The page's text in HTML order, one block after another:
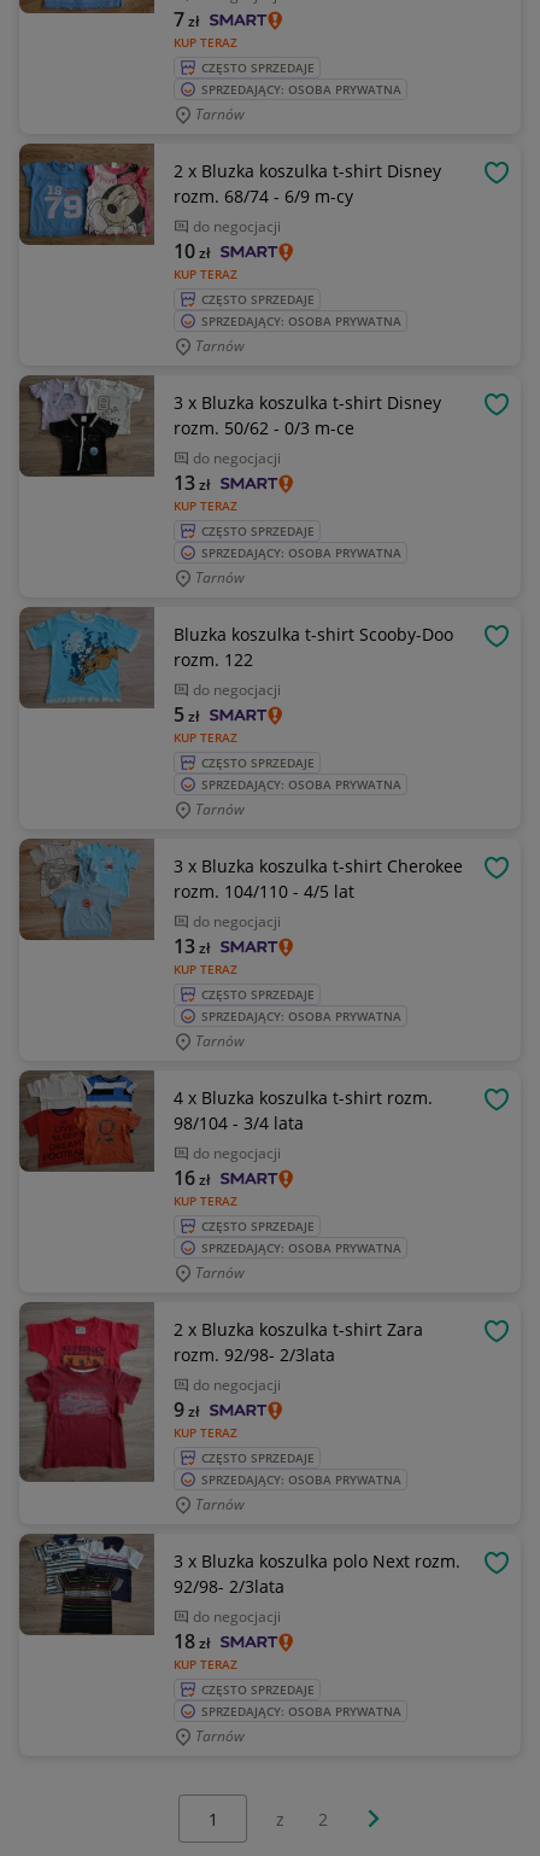
KUP TERAZ
7zł
CZĘSTO SPRZEDAJE
SPRZEDAJĄCY: OSOBA PRYWATNA
Tarnów
2 x Bluzka koszulka t-shirt Disney
rozm. 68/74 - 6/9 m-cy
do negocjacji
KUP TERAZ
10zł
CZĘSTO SPRZEDAJE
SPRZEDAJĄCY: OSOBA PRYWATNA
Tarnów
3 x Bluzka koszulka t-shirt Disney
rozm. 50/62 - 0/3 m-ce
do negocjacji
KUP TERAZ
13zł
CZĘSTO SPRZEDAJE
SPRZEDAJĄCY: OSOBA PRYWATNA
Tarnów
Bluzka koszulka t-shirt Scooby-Doo
rozm. 122
do negocjacji
KUP TERAZ
5zł
CZĘSTO SPRZEDAJE
SPRZEDAJĄCY: OSOBA PRYWATNA
Tarnów
3 x Bluzka koszulka t-shirt Cherokee
rozm. 104/110 - 4/5 lat
do negocjacji
KUP TERAZ
13zł
CZĘSTO SPRZEDAJE
SPRZEDAJĄCY: OSOBA PRYWATNA
Tarnów
4 x Bluzka koszulka t-shirt rozm.
98/104 - 3/4 lata
do negocjacji
KUP TERAZ
16zł
CZĘSTO SPRZEDAJE
SPRZEDAJĄCY: OSOBA PRYWATNA
Tarnów
2 x Bluzka koszulka t-shirt Zara
rozm. 92/98- 2/3lata
do negocjacji
KUP TERAZ
9zł
CZĘSTO SPRZEDAJE
SPRZEDAJĄCY: OSOBA PRYWATNA
Tarnów
3 x Bluzka koszulka polo Next rozm.
92/98- 2/3lata
do negocjacji
KUP TERAZ
18zł
CZĘSTO SPRZEDAJE
SPRZEDAJĄCY: OSOBA PRYWATNA
Tarnów
z 2 Następna strona